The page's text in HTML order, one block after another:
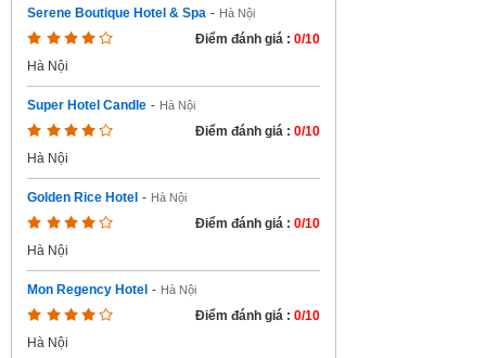
Serene Boutique Hotel & Spa - Hà Nội
Điểm đánh giá : 0/10
Hà Nội
Super Hotel Candle - Hà Nội
Điểm đánh giá : 0/10
Hà Nội
Golden Rice Hotel - Hà Nội
Điểm đánh giá : 0/10
Hà Nội
Mon Regency Hotel - Hà Nội
Điểm đánh giá : 0/10
Hà Nội